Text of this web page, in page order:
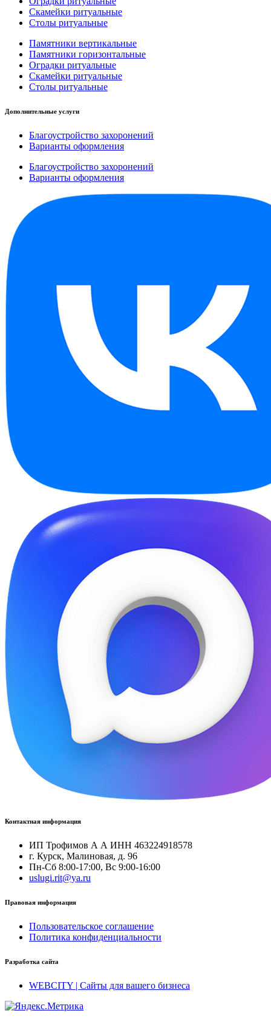
Скамейки ритуальные
Столы ритуальные
Памятники вертикальные
Памятники горизонтальные
Оградки ритуальные
Скамейки ритуальные
Столы ритуальные
Дополнительные услуги
Благоустройство захоронений
Варианты оформления
Благоустройство захоронений
Варианты оформления
Контактная информация
ИП Трофимов А А ИНН 463224918578
г. Курск, Малиновая, д. 96
Пн-Сб 8:00-17:00, Вс 9:00-16:00
uslugi.rit@ya.ru
Правовая информация
Пользовательское соглашение
Политика конфиденциальности
Разработка сайта
WEBCITY | Сайты для вашего бизнеса